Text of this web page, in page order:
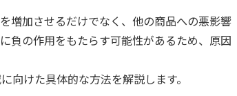
増加させるだけでなく、他の商品への悪影響
負の作用をもたらす可能性があるため、原因
向けた具体的な方法を解説します。